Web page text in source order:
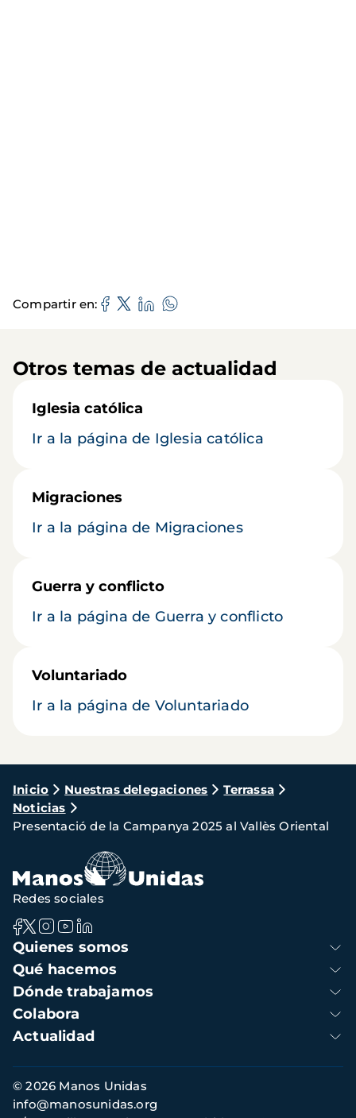
Compartir en
Otros temas de actualidad
Iglesia católica
Ir a la página de Iglesia católica
Migraciones
Ir a la página de Migraciones
Guerra y conflicto
Ir a la página de Guerra y conflicto
Voluntariado
Ir a la página de Voluntariado
Ruta
de
navegación
Inicio Nuestras delegaciones
Terrassa
Noticias
Presentació de la Campanya 2025 al Vallès Oriental
Navegación
principal
Quienes somos
Qué hacemos
Dónde trabajamos
Colabora
Actualidad
Redes sociales
Información
de
contacto
© 2026 Manos Unidas
info@manosunidas.org